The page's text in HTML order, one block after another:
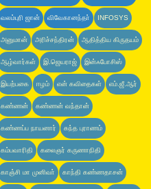
வலம்புரி ஜான் விவேகானந்தா் INFOSYS
அனுமான் அரிச்சந்திரன் ஆதித்திய கிருதயம்
ஆழ்வார்கள் இ.ஜெயராஜ் இன்ஃபோசிஸ்
இயற்பகை ஈழம் என் கவிதைகள் எம்.ஜீ.ஆர்
கண்ணன் கண்ணன் வந்தான்
கண்ணப்ப நாயனார் கந்த புராணம்
கம்பவாரிதி கலைஞர் கருணாநிதி
காஞ்சி மா முனிவா் காந்தி கண்ணதாசன்